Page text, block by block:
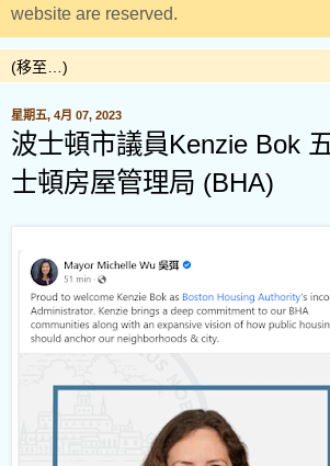
website are reserved.
星期五, 4月 07, 2023
波士頓市議員Kenzie Bok
士頓房屋管理局 (BHA)